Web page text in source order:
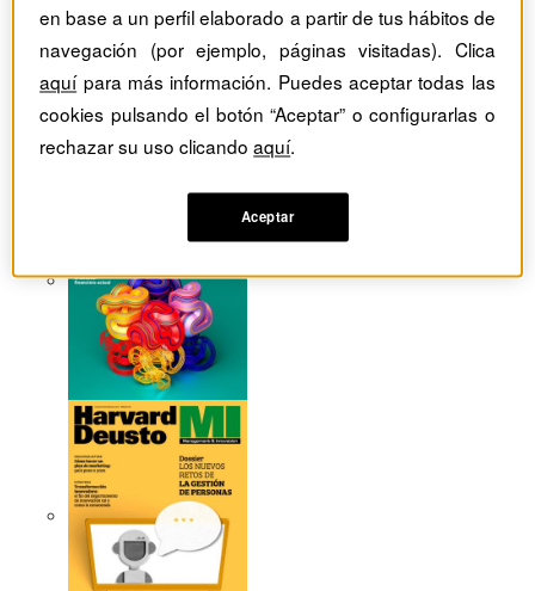
Monográficos
Dossieres
Revistas del mes
en base a un perfil elaborado a partir de tus hábitos de
navegación (por ejemplo, páginas visitadas). Clica
aquípara más información. Puedes aceptar todas las
cookies pulsando el botón “Aceptar” o configurarlas o
rechazar su uso clicandoaquí.
Aceptar